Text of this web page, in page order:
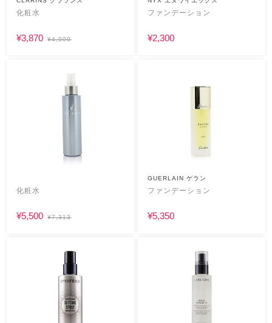
化粧水
¥3,870 ¥4,000
ファンデーション
¥2,300
化粧水
¥5,500 ¥7,313
GUERLAIN ゲラン
ファンデーション
¥5,350